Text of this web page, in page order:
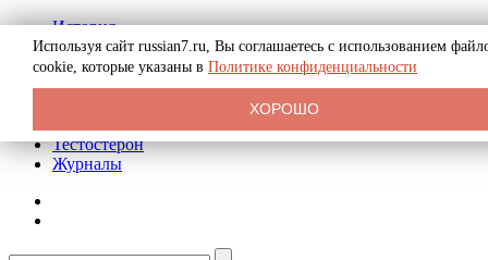
История
Биография
Криминал
Реклама на сайте
Тестостерон
Журналы
Используя сайт russian7.ru, Вы соглашаетесь с использованием
cookie, которые указаны в Политике конфиденциальности
ХОРОШО